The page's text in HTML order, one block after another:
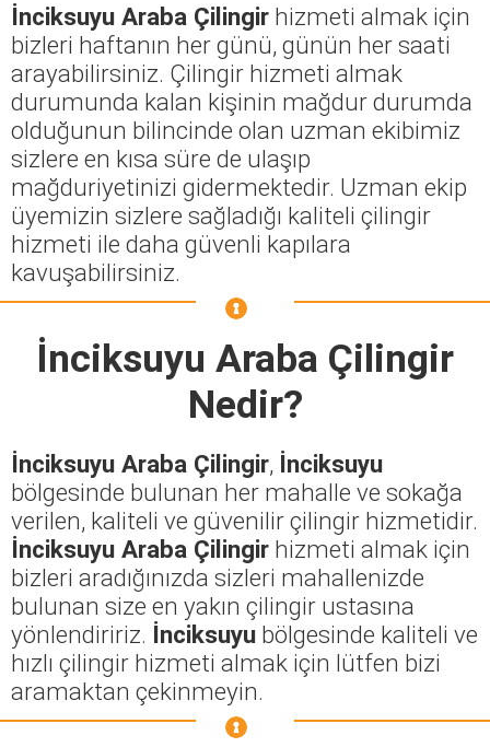
İnciksuyu Araba Çilingir hizmeti almak için
bizleri haftanın her günü, günün her saati
arayabilirsiniz. Çilingir hizmeti almak
durumunda kalan kişinin mağdur durumda
olduğunun bilincinde olan uzman ekibimiz
sizlere en kısa süre de ulaşıp
mağduriyetinizi gidermektedir. Uzman ekip
üyemizin sizlere sağladığı kaliteli çilingir
hizmeti ile daha güvenli kapılara
kavuşabilirsiniz.
İnciksuyu Araba Çilingir
Nedir?
İnciksuyu Araba Çilingir, İnciksuyu
bölgesinde bulunan her mahalle ve sokağa
verilen, kaliteli ve güvenilir çilingir hizmetidir.
İnciksuyu Araba Çilingir hizmeti almak için
bizleri aradığınızda sizleri mahallenizde
bulunan size en yakın çilingir ustasına
yönlendiririz. İnciksuyu bölgesinde kaliteli ve
hızlı çilingir hizmeti almak için lütfen bizi
aramaktan çekinmeyin.